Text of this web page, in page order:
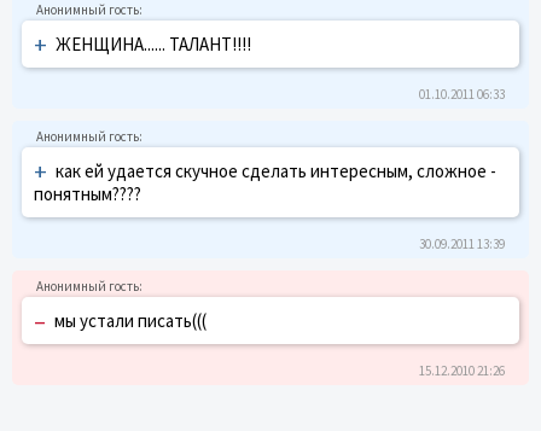
+ ЖЕНЩИНА...... ТАЛАНТ!!!!
01.10.2011 06:33
+ как ей удается скучное сделать интересным, сложное -
понятным????
30.09.2011 13:39
– мы устали писать(((
15.12.2010 21:26